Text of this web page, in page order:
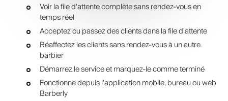
Voir la file d'attente complète sans rendez-vous en
temps réel
Acceptez ou passez des clients dans la file d'attente
Réaffectez les clients sans rendez-vous à un autre
barbier
Démarrez le service et marquez-le comme terminé
Fonctionne depuis l'application mobile, bureau ou web
Barberly